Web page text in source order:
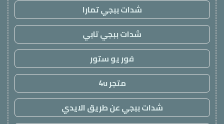
شدات ببجي تمارا
شدات ببجي تابي
فور يو ستور
متجر 4u
شدات ببجي عن طريق الايدي